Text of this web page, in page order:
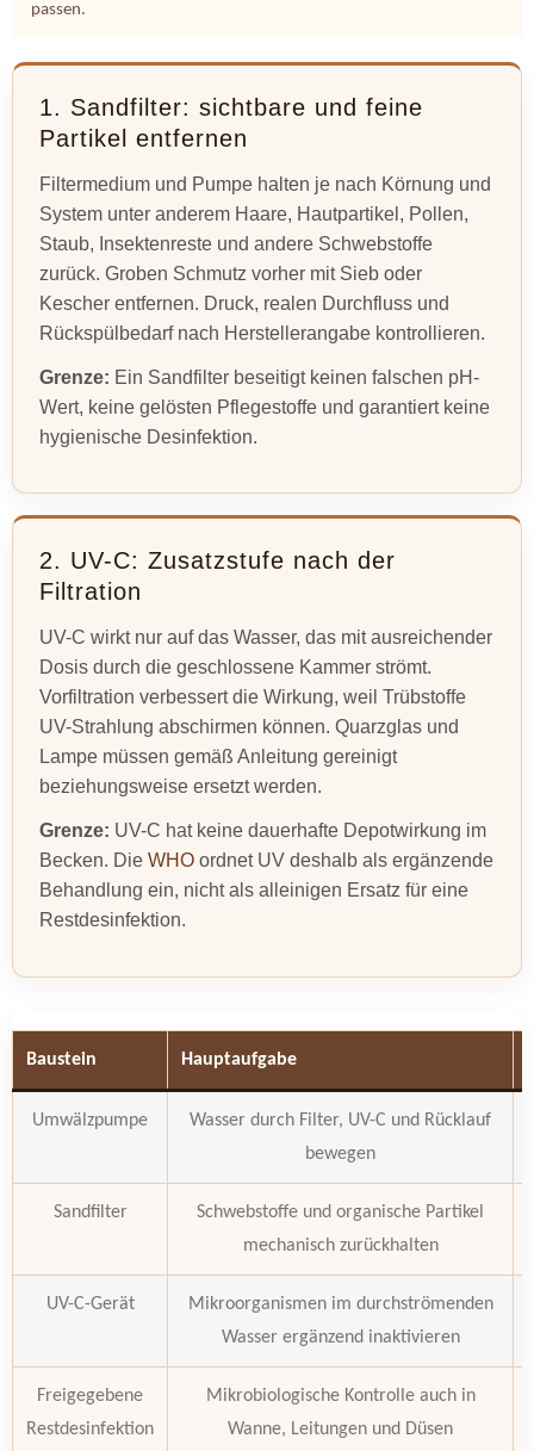
passen.
1. Sandfilter: sichtbare und feine
Partikel entfernen
Filtermedium und Pumpe halten je nach Körnung und
System unter anderem Haare, Hautpartikel, Pollen,
Staub, Insektenreste und andere Schwebstoffe
zurück. Groben Schmutz vorher mit Sieb oder
Kescher entfernen. Druck, realen Durchfluss und
Rückspülbedarf nach Herstellerangabe kontrollieren.
Grenze: Ein Sandfilter beseitigt keinen falschen pH-
Wert, keine gelösten Pflegestoffe und garantiert keine
hygienische Desinfektion.
2. UV-C: Zusatzstufe nach der
Filtration
UV-C wirkt nur auf das Wasser, das mit ausreichender
Dosis durch die geschlossene Kammer strömt.
Vorfiltration verbessert die Wirkung, weil Trübstoffe
UV-Strahlung abschirmen können. Quarzglas und
Lampe müssen gemäß Anleitung gereinigt
beziehungsweise ersetzt werden.
Grenze: UV-C hat keine dauerhafte Depotwirkung im
Becken. Die WHO ordnet UV deshalb als ergänzende
Behandlung ein, nicht als alleinigen Ersatz für eine
Restdesinfektion.
Baustein Hauptaufgabe
Umwälzpumpe
Wasser durch Filter, UV-C und Rücklauf
bewegen
Sandfilter
Schwebstoffe und organische Partikel
mechanisch zurückhalten
UV-C-Gerät
Mikroorganismen im durchströmenden
Wasser ergänzend inaktivieren
Freigegebene
Restdesinfektion
Mikrobiologische Kontrolle auch in
Wanne, Leitungen und Düsen